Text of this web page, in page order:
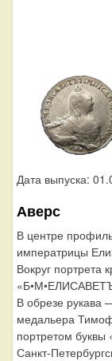
Дата выпуска:
Аверс
В центре
императрицы
Вокруг портрета
В обрезе рукава
медальера
портретом
Санкт-